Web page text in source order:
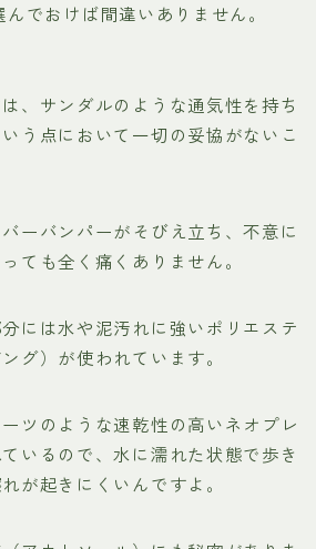
んでおけば間違いありません。
、サンダルのような通気性を持ち
う点において一切の妥協がないこ
ーバンパーがそびえ立ち、不意に
ても全く痛くありません。
には水や泥汚れに強いポリエステ
グ）が使われています。
ツのような速乾性の高いネオプレ
いるので、水に濡れた状態で歩き
が起きにくいんですよ。